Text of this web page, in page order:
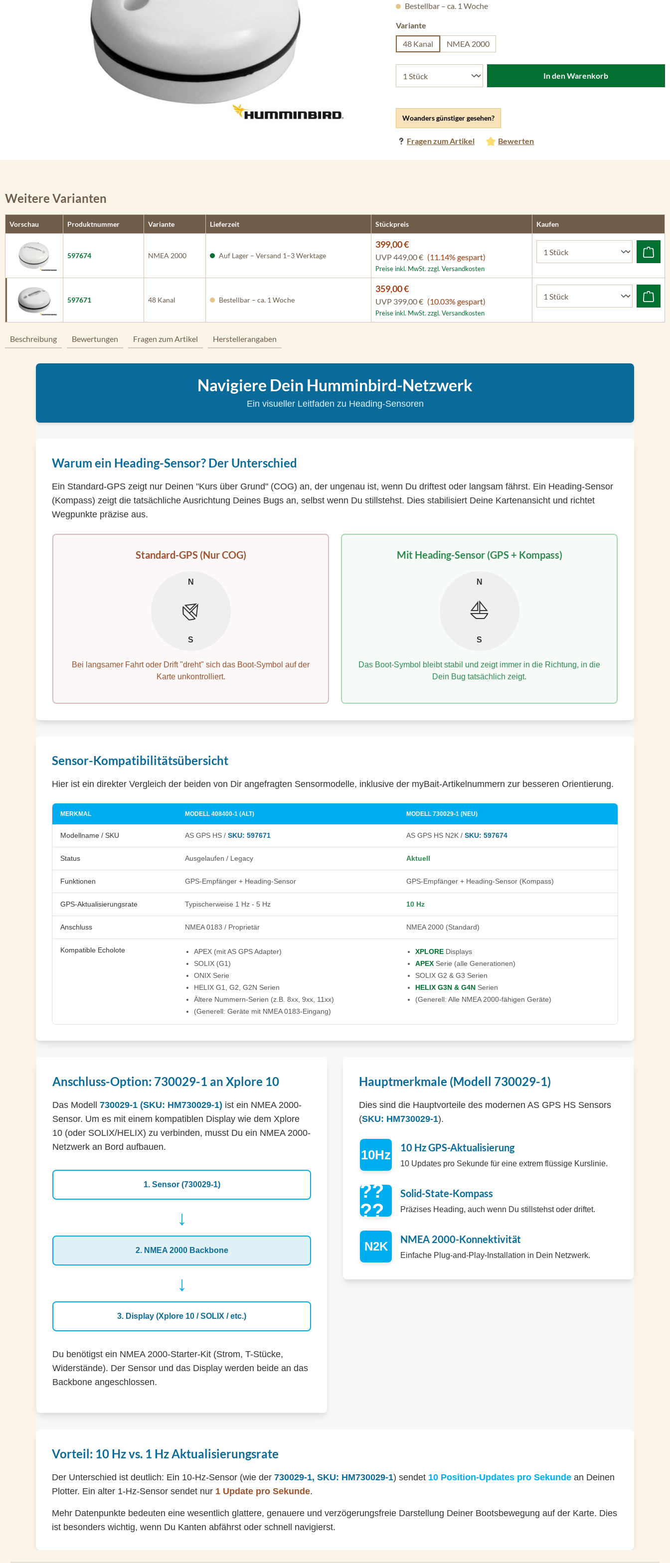
Woanders günstiger gesehen?
Fragen zum Artikel Bewerten
Bestellbar – ca. 1 Woche
Variante
48 Kanal
NMEA 2000
In den Warenkorb
Weitere Varianten
Vorschau Produktnummer Variante Lieferzeit Stückpreis Kaufen
597674 NMEA 2000 Auf Lager – Versand 1–3 Werktage
399,00 €
UVP449,00 € (11.14% gespart)
Preise inkl. MwSt. zzgl. Versandkosten
597671 48 Kanal Bestellbar – ca. 1 Woche
359,00 €
UVP 399,00 € (10.03% gespart)
Preise inkl. MwSt. zzgl. Versandkosten
Beschreibung Bewertungen Fragen zum Artikel Herstellerangaben
Navigiere Dein Humminbird-Netzwerk
Ein visueller Leitfaden zu Heading-Sensoren
Warum ein Heading-Sensor? Der Unterschied
Ein Standard-GPS zeigt nur Deinen "Kurs über Grund" (COG) an, der ungenau ist, wenn Du driftest oder langsam fährst. Ein Heading-Sensor
(Kompass) zeigt die tatsächliche Ausrichtung Deines Bugs an, selbst wenn Du stillstehst. Dies stabilisiert Deine Kartenansicht und richtet
Wegpunkte präzise aus.
Standard-GPS (Nur COG)
⛵️
N
S
Bei langsamer Fahrt oder Drift "dreht" sich das Boot-Symbol auf der
Karte unkontrolliert.
Mit Heading-Sensor (GPS + Kompass)
⛵️
N
S
Das Boot-Symbol bleibt stabil und zeigt immer in die Richtung, in die
Dein Bug tatsächlich zeigt.
Sensor-Kompatibilitätsübersicht
Hier ist ein direkter Vergleich der beiden von Dir angefragten Sensormodelle, inklusive der myBait-Artikelnummern zur besseren Orientierung.
MERKMAL MODELL 408400-1 (ALT) MODELL 730029-1 (NEU)
Modellname / SKU AS GPS HS / SKU: 597671 AS GPS HS N2K / SKU: 597674
Status Ausgelaufen / Legacy Aktuell
Funktionen GPS-Empfänger + Heading-Sensor GPS-Empfänger + Heading-Sensor (Kompass)
GPS-Aktualisierungsrate Typischerweise 1 Hz - 5 Hz 10 Hz
Anschluss NMEA 0183 / Proprietär NMEA 2000 (Standard)
Kompatible Echolote
APEX (mit AS GPS Adapter)
SOLIX (G1)
ONIX Serie
HELIX G1, G2, G2N Serien
Ältere Nummern-Serien (z.B. 8xx, 9xx, 11xx)
(Generell: Geräte mit NMEA 0183-Eingang)
XPLORE Displays
APEX Serie (alle Generationen)
SOLIX G2 & G3 Serien
HELIX G3N & G4N Serien
(Generell: Alle NMEA 2000-fähigen Geräte)
Anschluss-Option: 730029-1 an Xplore 10
Das Modell 730029-1 (SKU: HM730029-1) ist ein NMEA 2000-
Sensor. Um es mit einem kompatiblen Display wie dem Xplore
10 (oder SOLIX/HELIX) zu verbinden, musst Du ein NMEA 2000-
Netzwerk an Bord aufbauen.
1. Sensor (730029-1)
↓
2. NMEA 2000 Backbone
↓
3. Display (Xplore 10 / SOLIX / etc.)
Du benötigst ein NMEA 2000-Starter-Kit (Strom, T-Stücke,
Widerstände). Der Sensor und das Display werden beide an das
Backbone angeschlossen.
Hauptmerkmale (Modell 730029-1)
Dies sind die Hauptvorteile des modernen AS GPS HS Sensors
(SKU: HM730029-1).
10Hz
10 Hz GPS-Aktualisierung
10 Updates pro Sekunde für eine extrem flüssige Kurslinie.
??
??
Solid-State-Kompass
Präzises Heading, auch wenn Du stillstehst oder driftet.
N2K
NMEA 2000-Konnektivität
Einfache Plug-and-Play-Installation in Dein Netzwerk.
Vorteil: 10 Hz vs. 1 Hz Aktualisierungsrate
Der Unterschied ist deutlich: Ein 10-Hz-Sensor (wie der 730029-1, SKU: HM730029-1) sendet 10 Position-Updates pro Sekunde an Deinen
Plotter. Ein alter 1-Hz-Sensor sendet nur 1 Update pro Sekunde.
Mehr Datenpunkte bedeuten eine wesentlich glattere, genauere und verzögerungsfreie Darstellung Deiner Bootsbewegung auf der Karte. Dies
ist besonders wichtig, wenn Du Kanten abfährst oder schnell navigierst.